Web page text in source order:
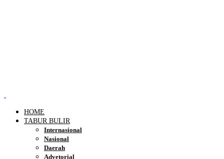
HOME
TABUR BULIR
Internasional
Nasional
Daerah
Advetorial